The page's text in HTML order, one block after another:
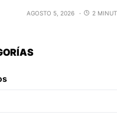
AGOSTO 5, 2026 2